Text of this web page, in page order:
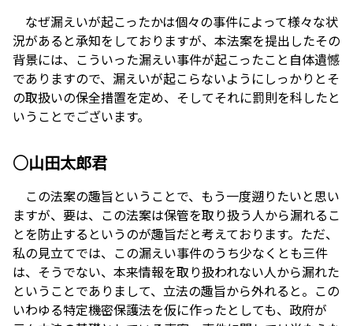
なぜ漏えいが起こったかは個々の事件によって様々な状
況があると承知をしておりますが、本法案を提出したその
背景には、こういった漏えい事件が起こったこと自体遺憾
でありますので、漏えいが起こらないようにしっかりとそ
の取扱いの保全措置を定め、そしてそれに罰則を科したと
いうことでございます。
○山田太郎君
この法案の趣旨ということで、もう一度遡りたいと思い
ますが、要は、この法案は保管を取り扱う人から漏れるこ
とを防止するというのが趣旨だと考えております。ただ、
私の見立てでは、この漏えい事件のうち少なくとも三件
は、そうでない、本来情報を取り扱われない人から漏れた
ということでありまして、立法の趣旨から外れると。この
いわゆる特定機密保護法を仮に作ったとしても、政府が